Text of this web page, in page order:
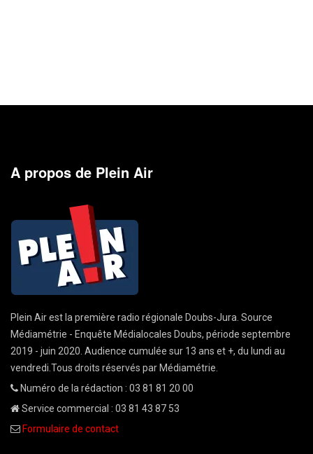
A propos de Plein Air
Plein Air est la première radio régionale Doubs-Jura. Source
Médiamétrie - Enquête Médialocales Doubs, période septembre
2019 - juin 2020. Audience cumulée sur 13 ans et +, du lundi au
vendredi.Tous droits réservés par Médiamétrie.
Numéro de la rédaction : 03 81 81 20 00
Service commercial : 03 81 43 87 53
Formulaire de contact